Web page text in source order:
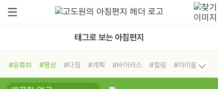
태그로 보는 아침편지
#유튜브 #명상 #다짐 #계획 #바이러스 #힐링
#아이들
#비전캠프
#독서캠프 #삶